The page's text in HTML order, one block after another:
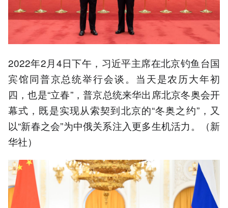
2022年2月4日下午，习近平主席在北京钓鱼台国
宾馆同普京总统举行会谈。当天是农历大年初
四，也是“立春”，普京总统来华出席北京冬奥会开
幕式，既是实现从索契到北京的“冬奥之约”，又
以“新春之会”为中俄关系注入更多生机活力。（新
华社）